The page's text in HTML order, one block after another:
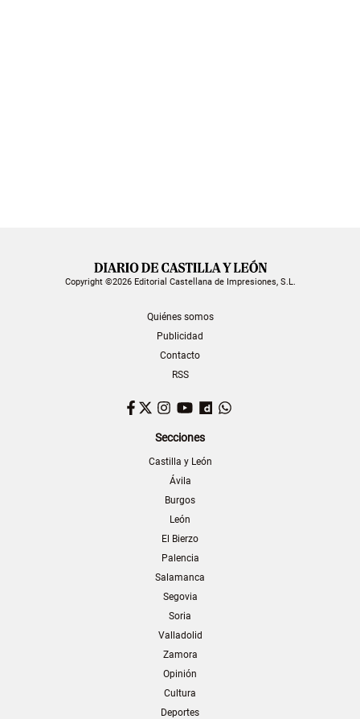
Copyright ©2026 Editorial Castellana de Impresiones, S.L.
Quiénes somos
Publicidad
Contacto
RSS
Facebook
TwitterInstagram
YouTubeDailymotion
Secciones
Castilla y León
Ávila
Burgos
León
El Bierzo
Palencia
Salamanca
Segovia
Soria
Valladolid
Zamora
Opinión
Cultura
Deportes